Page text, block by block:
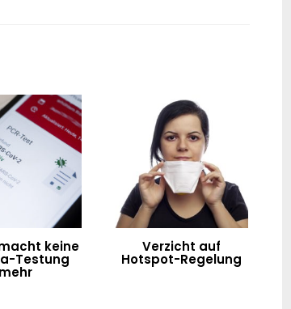
keine
Testung
mehr
Verzicht auf
Hotspot-Regelung